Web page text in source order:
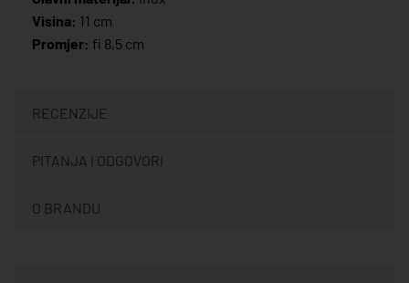
Visina: 11 cm
Promjer: fi 8,5 cm
RECENZIJE
PITANJA I ODGOVORI
O BRANDU